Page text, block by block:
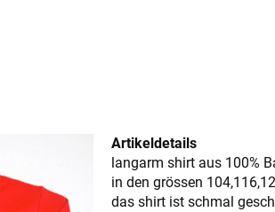
Artikeldetails
langarm shirt aus 100%
in den grössen
das shirt ist schmal